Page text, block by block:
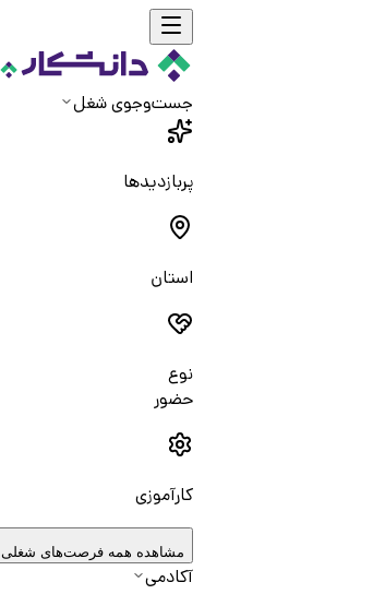
جست‌و‌جوی شغل
پربازدیدها
استان
نوع
حضور
کارآموزی
مشاهده همه فرصت‌های شغلی
آکادمی